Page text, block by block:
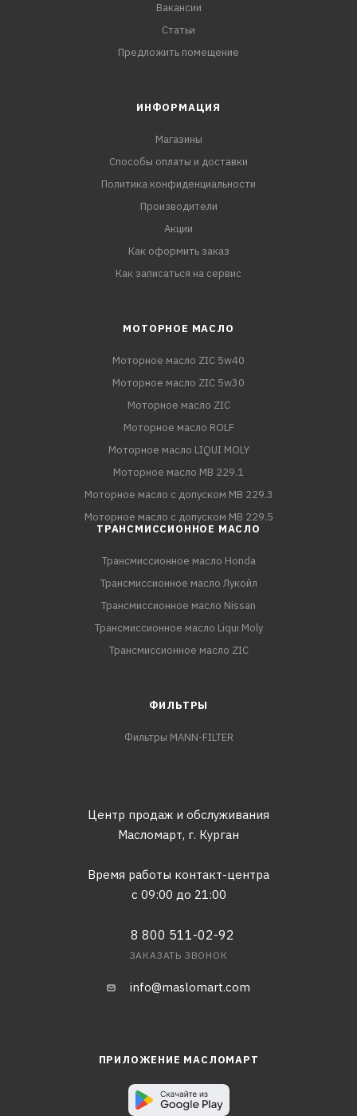
Вакансии
Статьи
Предложить помещение
ИНФОРМАЦИЯ
Магазины
Способы оплаты и доставки
Политика конфиденциальности
Производители
Акции
Как оформить заказ
Как записаться на сервис
МОТОРНОЕ МАСЛО
Моторное масло ZIC 5w40
Моторное масло ZIC 5w30
Моторное масло ZIC
Моторное масло ROLF
Моторное масло LIQUI MOLY
Моторное масло MB 229.1
Моторное масло с допуском MB 229.3
Моторное масло с допуском MB 229.5
ТРАНСМИССИОННОЕ МАСЛО
Трансмиссионное масло Honda
Трансмиссионное масло Лукойл
Трансмиссионное масло Nissan
Трансмиссионное масло Liqui Moly
Трансмиссионное масло ZIC
ФИЛЬТРЫ
Фильтры MANN-FILTER
Центр продаж и обслуживания
Масломарт, г. Курган
Время работы контакт-центра
с 09:00 до 21:00
8 800 511-02-92
ЗАКАЗАТЬ ЗВОНОК
info@maslomart.com
ПРИЛОЖЕНИЕ МАСЛОМАРТ